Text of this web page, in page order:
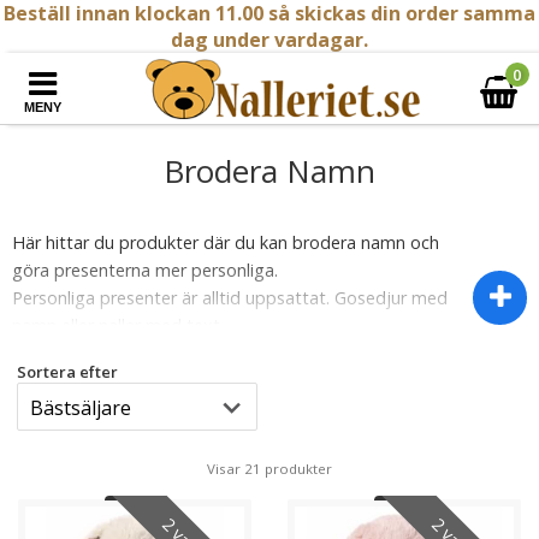
Beställ innan klockan 11.00 så skickas din order samma
dag under vardagar.
MENY
0
Brodera Namn
Här hittar du produkter där du kan brodera namn och
göra presenterna mer personliga.
Personliga presenter är alltid uppsattat. Gosedjur med
Brodera namnpå en snuttefilt eller gosedjur är en
personlig och meningsfull gest som ger en unik touch
till föremålet och skapar en känsla av ägande och
För barn är en snuttefilt eller gosedjur ofta en kär vän
Sortera efter
Visar 21 produkter